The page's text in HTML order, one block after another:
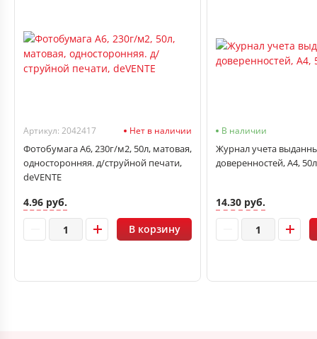
Артикул: 2042417 Нет в наличии
Фотобумага А6, 230г/м2, 50л, матовая,
односторонняя. д/струйной печати,
deVENTE
4.96 руб.
В корзину
В наличии
Журнал учета
доверенностей, А4, 50л
14.30 руб.